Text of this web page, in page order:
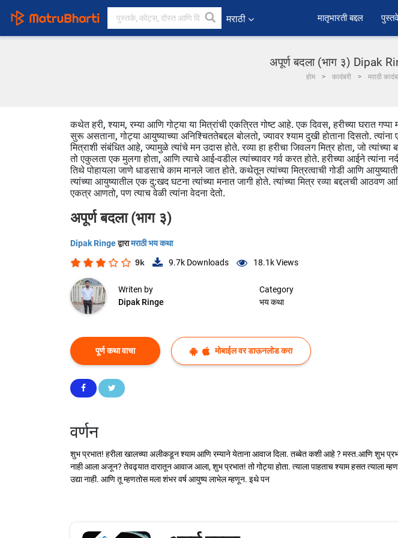
मराठी ﻿मातृभारती बद्दल
अपूर्ण बदला (भाग ३) Dipak
होम कादंबरी मराठी
कथेत हरी, श्याम, रम्या आणि गोट्या या मित्रांची एकत्रित गोष्ट आहे. एक दिवस, हरीच्या घरात गप्पा
सुरू असताना, गोट्या आयुष्याच्या अनिश्चिततेबद्दल बोलतो, ज्यावर श्याम दुखी होताना दिसतो.
मित्राशी संबंधित आहे, ज्यामुळे त्यांचे मन उदास होते. रव्या हा हरीचा जिवलग मित्र होता, जो
तो एकुलता एक मुलगा होता, आणि त्याचे आई-वडील त्यांच्यावर गर्व करत होते. हरीच्या आईने त्यांना
तिथे पोहायला जाणे धाडसाचे काम मानले जात होते. कथेतून त्यांच्या मित्रत्वाची गोडी आणि
त्यांच्या आयुष्यातील एक दु:खद घटना त्यांच्या मनात जागी होते. त्यांच्या मित्र रव्या बद्दलची आठवण
एकत्र आणतो, पण त्याच वेळी त्यांना वेदना देतो.
अपूर्ण बदला (भाग ३)
Dipak Ringeद्वारामराठी भय कथा
9k 9.7k Downloads 18.1kViews
Writen by
Dipak Ringe
Category
भय कथा
पूर्ण कथा वाचा मोबाईल वर डाऊनलोड करा
वर्णन
शुभ प्रभात! हरीला खालच्या अलीकडून श्याम आणि रम्याने येताना आवाज दिला. तब्बेत कशी आहे ? मस्त.आणि शुभ
नाही आला अजून? तेवढ्यात दारातून आवाज आला, शुभ प्रभात! तो गोट्या होता. त्याला पाहताच श्याम हसत त्याला
उद्या नाही. आणि तू म्हणतोस मला शंभर वर्ष आयुष्य लाभेल म्हणून. इथे पन